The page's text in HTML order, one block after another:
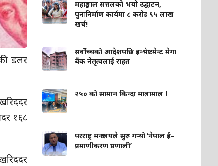
डलर
१६८
महाङ्काल सत्तलको भयो उद्घाटन,
पुनःनिर्माण कार्यमा ८ करोड ९५ लाख
खर्च!
सर्वोच्चको आदेशपछि इन्भेष्टमेन्ट मेगा
बैंक नेतृत्वलाई राहत
२५० को सामान किन्दा मालामाल !
परराष्ट्र मन्त्रालयले सुरु गर्‍यो ‘नेपाल ई–
प्रमाणीकरण प्रणाली’